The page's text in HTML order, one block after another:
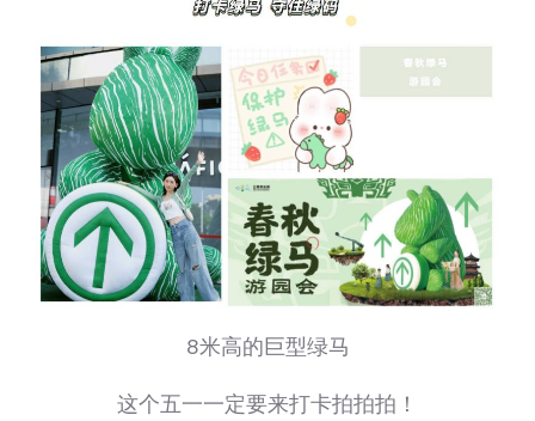
8米高的巨型绿马
这个五一一定要来打卡拍拍拍！